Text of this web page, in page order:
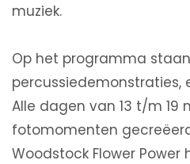
muziek.
Op het programma
percussiedemonstraties,
Alle dagen van 13 t/m 19
fotomomenten
Woodstock Flower